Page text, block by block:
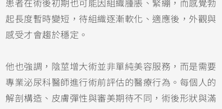
患者在術後初期也可能因組織腫脹、緊繃，而感覺勃
起長度暫時變短，待組織逐漸軟化、適應後，外觀與
感受才會趨於穩定。
他也強調，陰莖增大術並非單純美容服務，而是需要
專業泌尿科醫師進行術前評估的醫療行為。每個人的
解剖構造、皮膚彈性與審美期待不同，術後形狀與滿